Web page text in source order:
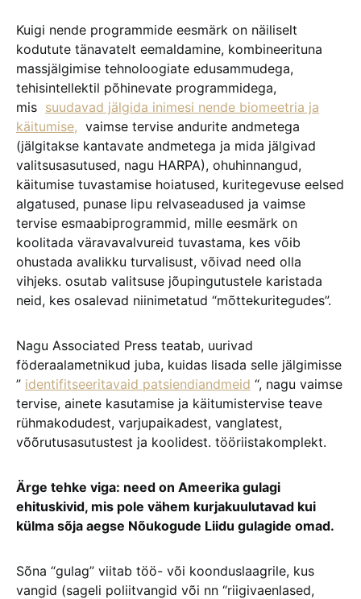
Kuigi nende programmide eesmärk on näiliselt
kodutute tänavatelt eemaldamine, kombineerituna
massjälgimise tehnoloogiate edusammudega,
tehisintellektil põhinevate programmidega,
mis suudavad jälgida inimesi nende biomeetria ja
käitumise, vaimse tervise andurite andmetega
(jälgitakse kantavate andmetega ja mida jälgivad
valitsusasutused, nagu HARPA), ohuhinnangud,
käitumise tuvastamise hoiatused, kuritegevuse eelsed
algatused, punase lipu relvaseadused ja vaimse
tervise esmaabiprogrammid, mille eesmärk on
koolitada väravavalvureid tuvastama, kes võib
ohustada avalikku turvalisust, võivad need olla
vihjeks. osutab valitsuse jõupingutustele karistada
neid, kes osalevad niinimetatud “mõttekuritegudes”.
Nagu Associated Press teatab, uurivad
föderaalametnikud juba, kuidas lisada selle jälgimisse
” identifitseeritavaid patsiendiandmeid “, nagu vaimse
tervise, ainete kasutamise ja käitumistervise teave
rühmakodudest, varjupaikadest, vanglatest,
võõrutusasutustest ja koolidest. tööriistakomplekt.
Ärge tehke viga: need on Ameerika gulagi
ehituskivid, mis pole vähem kurjakuulutavad kui
külma sõja aegse Nõukogude Liidu gulagide omad.
Sõna “gulag” viitab töö- või koonduslaagrile, kus
vangid (sageli poliitvangid või nn “riigivaenlased,